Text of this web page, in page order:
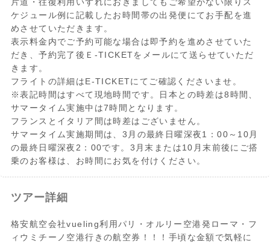
ケジュール例に記載したお時間帯の出発便にてお手配を進
めさせていただきます。
表示料金内でご予約可能な場合は即予約を進めさせていた
だき、予約完了後Ｅ-TICKETをメールにて送らせていただ
きます。
フライトの詳細はE-TICKETにてご確認くださいませ。
※表記時間はすべて現地時間です。日本との時差は8時間、
サマータイム実施中は7時間となります。
フランスとイタリア間は時差はございません。
サマータイム実施期間は、3月の最終日曜深夜1：00～10月
の最終日曜深夜2：00です。3月末または10月末前後にご搭
乗のお客様は、お時間にお気を付けください。
ツアー詳細
格安航空会社vueling利用パリ・オルリー空港発ローマ・フ
ィウミチーノ空港行きの航空券！！！手頃な金額で気軽に